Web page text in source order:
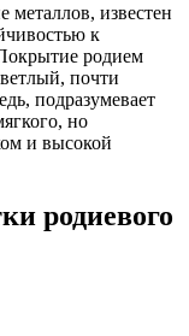
известен
к
родием
почти
подразумевает
но
и высокой
родиевого